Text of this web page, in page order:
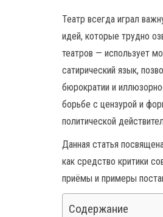
Театр всегда играл
идей, которые трудно
театров — использует
сатирический язык,
бюрократии и
борьбе с цензурой и
политической
Данная статья
как средство критики
приёмы и примеры
Содержание